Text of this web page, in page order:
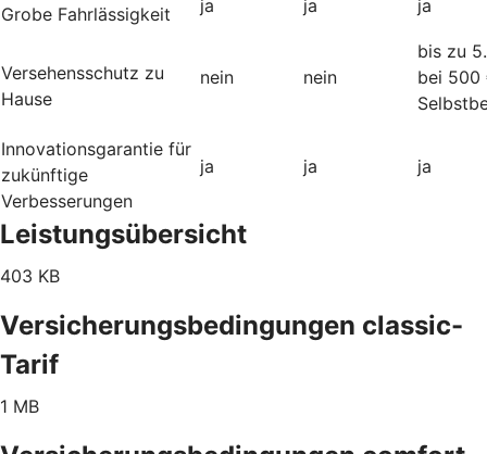
Grobe Fahrlässigkeit ja ja ja
Versehensschutz zu
Hause
nein nein
bis zu
bei 500
Innovationsgarantie für
zukünftige
Verbesserungen
ja ja ja
Leistungsübersicht
403 KB
Versicherungsbedingungen classic-
Tarif
1 MB